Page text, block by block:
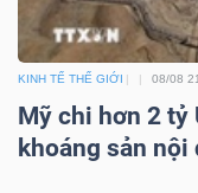
KINH TẾ THẾ GIỚI 08/08
Mỹ chi hơn 2 tỷ
khoáng sản nội